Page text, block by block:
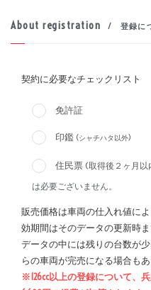
About registration / 登録に
契約に必要なチェックリスト
免許証
印鑑 (シャチハタ以外)
住民票 (取得後２ヶ月
は必要ございません。
販売価格は車両の仕入れ値に
効期間はそのデータの更新時
データの中には残りの台数が
らの車両が完売になる場合も
※126cc以上の登録について、